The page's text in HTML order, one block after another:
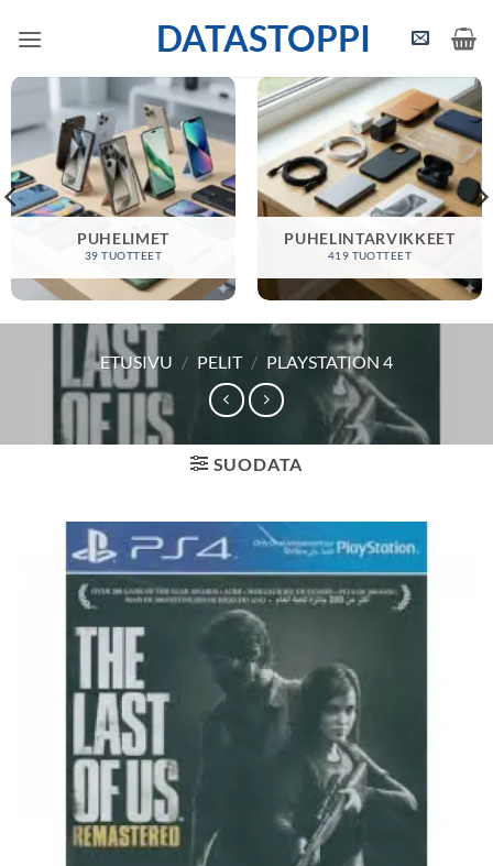
DATASTOPPI
PUHELIMET
39 TUOTTEET
PUHELINTARVIKKEET
419 TUOTTEET
ETUSIVU / PELIT / PLAYSTATION 4
SUODATA